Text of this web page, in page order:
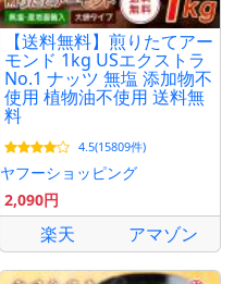
【送料無料】煎りたてアー
モンド 1kg USエクストラ
No.1 ナッツ 無塩 添加物不
使用 植物油不使用 送料無
料
4.5(15809件)
ヤフーショッピング
2,090円
楽天 アマゾン